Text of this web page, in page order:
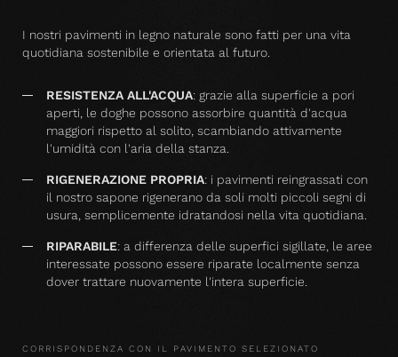
I nostri pavimenti in legno naturale sono fatti per una vita
quotidiana sostenibile e orientata al futuro.
RESISTENZA ALL'ACQUA: grazie alla superficie a pori
aperti, le doghe possono assorbire quantità d'acqua
maggiori rispetto al solito, scambiando attivamente
l'umidità con l'aria della stanza.
RIGENERAZIONE PROPRIA: i pavimenti reingrassati con
il nostro sapone rigenerano da soli molti piccoli segni di
usura, semplicemente idratandosi nella vita quotidiana.
RIPARABILE: a differenza delle superfici sigillate, le aree
interessate possono essere riparate localmente senza
dover trattare nuovamente l'intera superficie.
CORRISPONDENZA CON IL PAVIMENTO SELEZIONATO